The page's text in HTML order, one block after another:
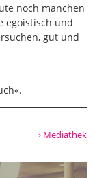
eigentlich
als göttliche
geholfen:
weh; du
das gilt auch
das ist ein
Glauben, ein
noch manchen
egoistisch und
gut und
› Mediathek